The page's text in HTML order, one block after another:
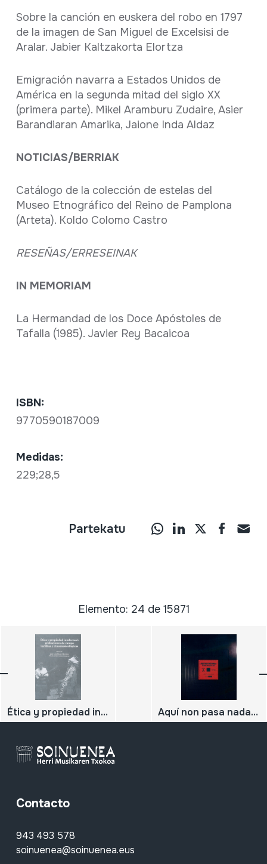
Sobre la canción en euskera del robo en 1797
de la imagen de San Miguel de Excelsisi de
Aralar. Jabier Kaltzakorta Elortza
Emigración navarra a Estados Unidos de
América en la segunda mitad del siglo XX
(primera parte). Mikel Aramburu Zudaire, Asier
Barandiaran Amarika, Jaione Inda Aldaz
NOTICIAS/BERRIAK
Catálogo de la colección de estelas del
Museo Etnográfico del Reino de Pamplona
(Arteta). Koldo Colomo Castro
RESEÑAS/ERRESEINAK
IN MEMORIAM
La Hermandad de los Doce Apóstoles de
Tafalla (1985). Javier Rey Bacaicoa
ISBN:
9770590187009
Medidas:
229;28,5
Partekatu
Elemento: 24 de 15871
Ética y propiedad intelectual: grabaciones de campo inéditas y etnomusicológicas Aquí non pasa nada, historias musicais de Lugo
Contacto
943 493 578
soinuenea@soinuenea.eus